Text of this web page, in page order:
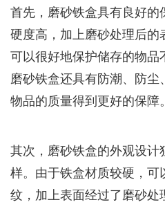
首先，磨砂铁盒具有良好
硬度高，加上磨砂处理后
可以很好地保护储存的物品
磨砂铁盒还具有防潮、防
物品的质量得到更好的保障。
其次，磨砂铁盒的外观设计
样。由于铁盒材质较硬，
纹，加上表面经过了磨砂